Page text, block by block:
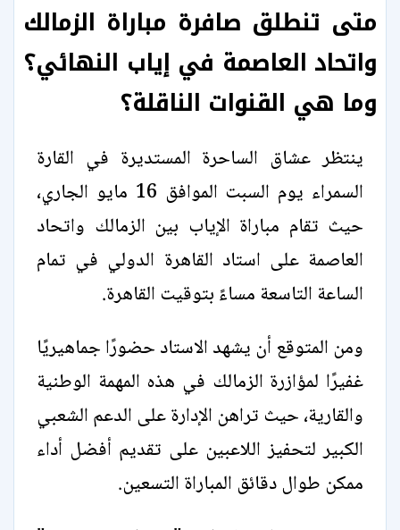
متى تنطلق صافرة مباراة الزمالك
واتحاد العاصمة في إياب النهائي؟
وما هي القنوات الناقلة؟
ينتظر عشاق الساحرة المستديرة في القارة
السمراء يوم السبت الموافق 16 مايو الجاري،
حيث تقام مباراة الإياب بين الزمالك واتحاد
العاصمة على استاد القاهرة الدولي في تمام
الساعة التاسعة مساءً بتوقيت القاهرة.
ومن المتوقع أن يشهد الاستاد حضورًا جماهيريًا
غفيرًا لمؤازرة الزمالك في هذه المهمة الوطنية
والقارية، حيث تراهن الإدارة على الدعم الشعبي
الكبير لتحفيز اللاعبين على تقديم أفضل أداء
ممكن طوال دقائق المباراة التسعين.